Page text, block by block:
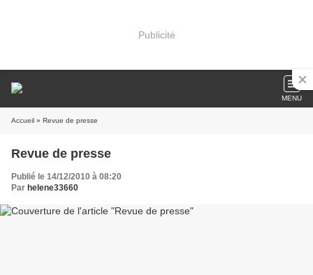
Publicité
MENU
Accueil » Revue de presse
Revue de presse
Publié le 14/12/2010 à 08:20
Par helene33660